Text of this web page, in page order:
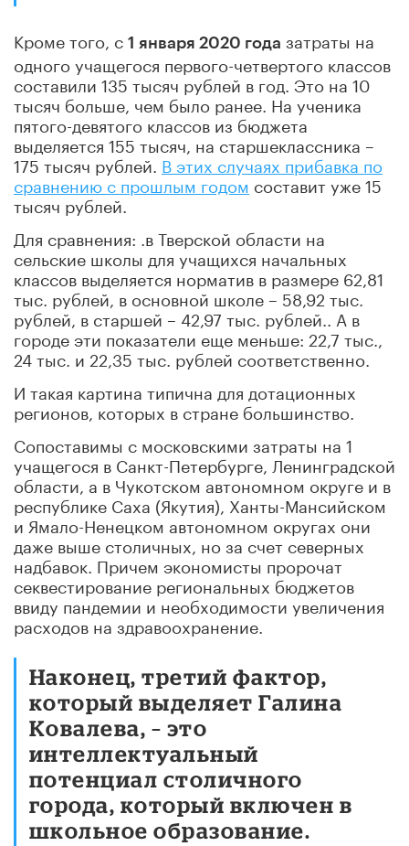
Кроме того, с 1 января 2020 года затраты на
одного учащегося первого-четвертого классов
составили 135 тысяч рублей в год. Это на 10
тысяч больше, чем было ранее. На ученика
пятого-девятого классов из бюджета
выделяется 155 тысяч, на старшеклассника –
175 тысяч рублей. В этих случаях прибавка по
сравнению с прошлым годомсоставит уже 15
тысяч рублей.
Для сравнения: .в Тверской области на
сельские школы для учащихся начальных
классов выделяется норматив в размере 62,81
тыс. рублей, в основной школе – 58,92 тыс.
рублей, в старшей – 42,97 тыс. рублей.. А в
городе эти показатели еще меньше: 22,7 тыс.,
24 тыс. и 22,35 тыс. рублей соответственно.
И такая картина типична для дотационных
регионов, которых в стране большинство.
Сопоставимы с московскими затраты на 1
учащегося в Санкт-Петербурге, Ленинградской
области, а в Чукотском автономном округе и в
республике Саха (Якутия), Ханты-Мансийском
и Ямало-Ненецком автономном округах они
даже выше столичных, но за счет северных
надбавок. Причем экономисты пророчат
секвестирование региональных бюджетов
ввиду пандемии и необходимости увеличения
расходов на здравоохранение.
Наконец, третий фактор,
который выделяет Галина
Ковалева, – это
интеллектуальный
потенциал столичного
города, который включен в
школьное образование.